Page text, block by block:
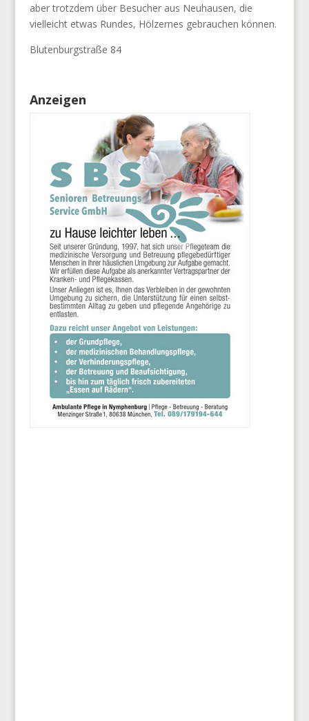
aber trotzdem über Besucher aus Neuhausen, die
vielleicht etwas Rundes, Hölzernes gebrauchen können.
Blutenburgstraße 84
Anzeigen